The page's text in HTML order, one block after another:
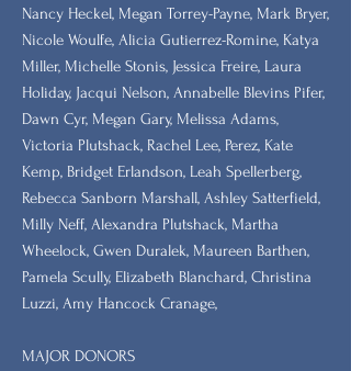
Nancy Heckel, Megan Torrey-Payne, Mark Bryer,
Nicole Woulfe, Alicia Gutierrez-Romine, Katya
Miller, Michelle Stonis, Jessica Freire, Laura
Holiday, Jacqui Nelson, Annabelle Blevins Pifer,
Dawn Cyr, Megan Gary, Melissa Adams,
Victoria Plutshack, Rachel Lee, Perez, Kate
Kemp, Bridget Erlandson, Leah Spellerberg,
Rebecca Sanborn Marshall​, Ashley Satterfield,
Milly Neff, Alexandra Plutshack, Martha
Wheelock, Gwen Duralek, Maureen Barthen,
Pamela Scully, Elizabeth Blanchard, Christina
Luzzi, Amy Hancock Cranage,
MAJOR DONORS